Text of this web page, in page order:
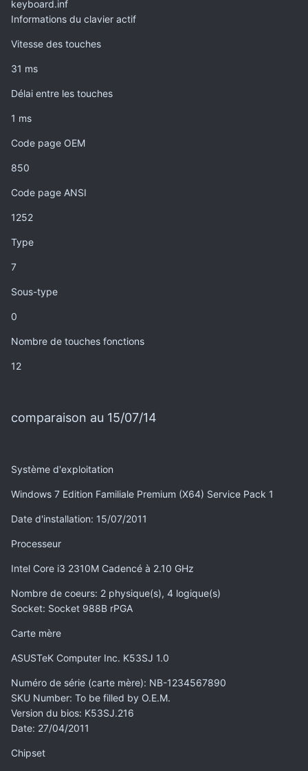
keyboard.inf
Informations du clavier actif
Vitesse des touches
31 ms
Délai entre les touches
1 ms
Code page OEM
850
Code page ANSI
1252
Type
7
Sous-type
0
Nombre de touches fonctions
12
comparaison au 15/07/14
Système d'exploitation
Windows 7 Edition Familiale Premium ‎(X64)‎ Service Pack 1
Date d'installation: 15/07/2011
Processeur
Intel Core i3 2310M Cadencé à 2.10 GHz
Nombre de coeurs: 2 physique(s), 4 logique(s)
Socket: Socket 988B rPGA
Carte mère
ASUSTeK Computer Inc. K53SJ 1.0
Numéro de série (carte mère): NB-1234567890
SKU Number: To be filled by O.E.M.
Version du bios: K53SJ.216
Date: 27/04/2011
Chipset